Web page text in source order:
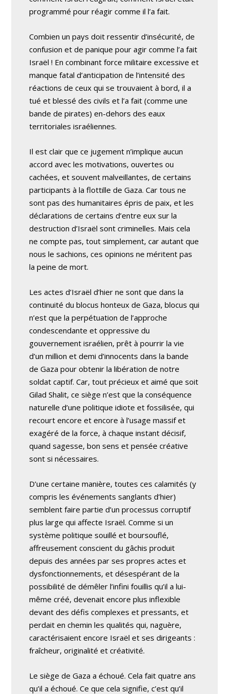
programmé pour réagir comme il l’a fait.
Combien un pays doit ressentir d’insécurité, de
confusion et de panique pour agir comme l’a fait
Israël ! En combinant force militaire excessive et
manque fatal d’anticipation de l’intensité des
réactions de ceux qui se trouvaient à bord, il a
tué et blessé des civils et l’a fait (comme une
bande de pirates) en-dehors des eaux
territoriales israéliennes.
Il est clair que ce jugement n’implique aucun
accord avec les motivations, ouvertes ou
cachées, et souvent malveillantes, de certains
participants à la flottille de Gaza. Car tous ne
sont pas des humanitaires épris de paix, et les
déclarations de certains d’entre eux sur la
destruction d’Israël sont criminelles. Mais cela
ne compte pas, tout simplement, car autant que
nous le sachions, ces opinions ne méritent pas
la peine de mort.
Les actes d’Israël d’hier ne sont que dans la
continuité du blocus honteux de Gaza, blocus qui
n’est que la perpétuation de l’approche
condescendante et oppressive du
gouvernement israélien, prêt à pourrir la vie
d’un million et demi d’innocents dans la bande
de Gaza pour obtenir la libération de notre
soldat captif. Car, tout précieux et aimé que soit
Gilad Shalit, ce siège n’est que la conséquence
naturelle d’une politique idiote et fossilisée, qui
recourt encore et encore à l’usage massif et
exagéré de la force, à chaque instant décisif,
quand sagesse, bon sens et pensée créative
sont si nécessaires.
D’une certaine manière, toutes ces calamités (y
compris les événements sanglants d’hier)
semblent faire partie d’un processus corruptif
plus large qui affecte Israël. Comme si un
système politique souillé et boursouflé,
affreusement conscient du gâchis produit
depuis des années par ses propres actes et
dysfonctionnements, et désespérant de la
possibilité de démêler l’infini fouillis qu’il a lui-
même créé, devenait encore plus inflexible
devant des défis complexes et pressants, et
perdait en chemin les qualités qui, naguère,
caractérisaient encore Israël et ses dirigeants :
fraîcheur, originalité et créativité.
Le siège de Gaza a échoué. Cela fait quatre ans
qu’il a échoué. Ce que cela signifie, c’est qu’il